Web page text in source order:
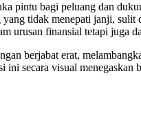
pintu bagi peluang dan
tidak menepati janji,
urusan finansial tetapi juga
berjabat erat,
secara visual